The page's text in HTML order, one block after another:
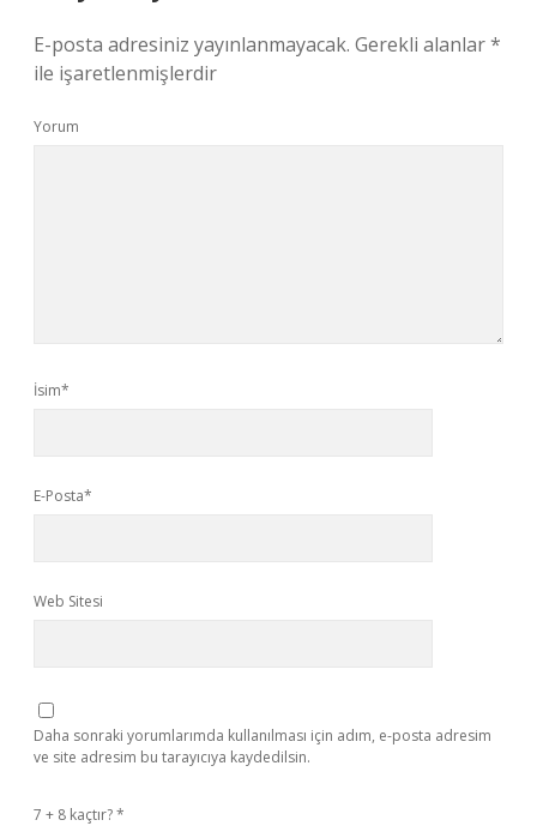
E-posta adresiniz yayınlanmayacak. Gerekli alanlar*
ile işaretlenmişlerdir
Yorum
İsim*
E-Posta*
Web Sitesi
Daha sonraki yorumlarımda kullanılması için adım, e-posta adresim
ve site adresim bu tarayıcıya kaydedilsin.
7 + 8 kaçtır?*